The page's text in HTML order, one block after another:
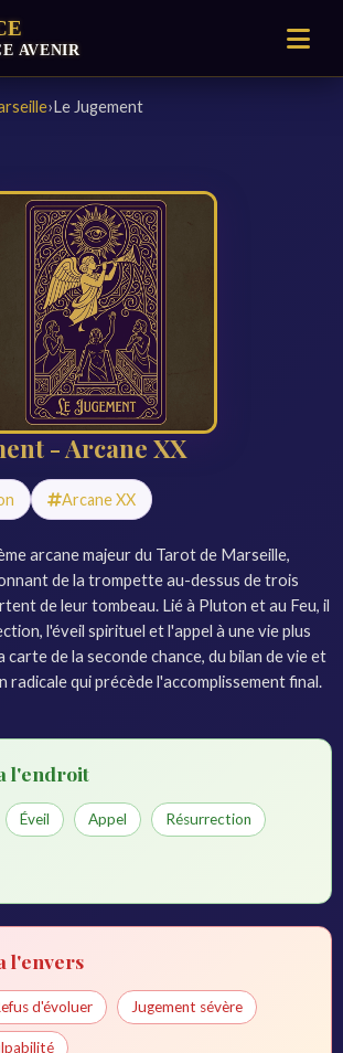
›Le Jugement
- Arcane XX
Arcane XX
arcane majeur du Tarot de Marseille,
de la trompette au-dessus de trois
de leur tombeau. Lié à Pluton et au Feu, il
l'éveil spirituel et l'appel à une vie plus
carte de la seconde chance, du bilan de vie et
qui précède l'accomplissement final.
l'endroit
Éveil Appel Résurrection
l'envers
d'évoluer Jugement sévère